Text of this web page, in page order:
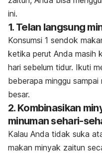
ini.
1. Telan langsung
Konsumsi 1 sendok
ketika perut Anda masih
hari sebelum tidur. Ikuti
beberapa minggu
besar.
2. Kombinasikan
minuman sehari-
Kalau Anda tidak suka
makan minyak zaitun